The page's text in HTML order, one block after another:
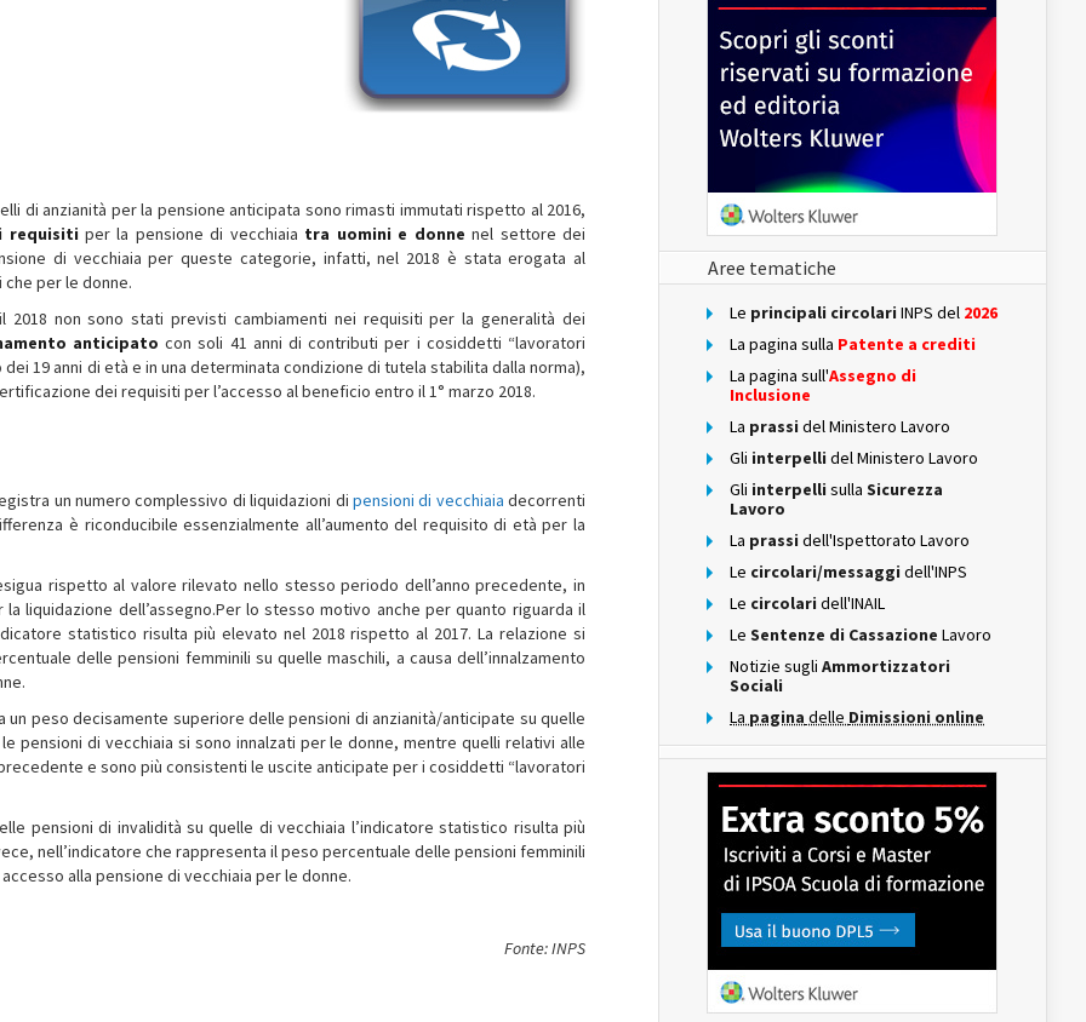
di anzianità per la pensione anticipata sono rimasti immutati rispetto al 2016,
requisiti per la pensione di vecchiaia tra uomini e donne nel settore dei
di vecchiaia per queste categorie, infatti, nel 2018 è stata erogata al
che per le donne.
non sono stati previsti cambiamenti nei requisiti per la generalità dei
anticipato con soli 41 anni di contributi per i cosiddetti “lavoratori
19 anni di età e in una determinata condizione di tutela stabilita dalla norma),
dei requisiti per l’accesso al beneficio entro il 1° marzo 2018.
un numero complessivo di liquidazioni di pensioni di vecchiaia decorrenti
è riconducibile essenzialmente all’aumento del requisito di età per la
rispetto al valore rilevato nello stesso periodo dell’anno precedente, in
liquidazione dell’assegno.Per lo stesso motivo anche per quanto riguarda il
statistico risulta più elevato nel 2018 rispetto al 2017. La relazione si
delle pensioni femminili su quelle maschili, a causa dell’innalzamento
peso decisamente superiore delle pensioni di anzianità/anticipate su quelle
pensioni di vecchiaia si sono innalzati per le donne, mentre quelli relativi alle
e sono più consistenti le uscite anticipate per i cosiddetti “lavoratori
pensioni di invalidità su quelle di vecchiaia l’indicatore statistico risulta più
nell’indicatore che rappresenta il peso percentuale delle pensioni femminili
alla pensione di vecchiaia per le donne.
Fonte: INPS
Aree tematiche
Le principali circolari INPS del 2026
La pagina sulla Patente a crediti
La pagina sull'Assegno di
Inclusione
La prassi del Ministero Lavoro
Gli interpelli del Ministero Lavoro
Gli interpelli sulla Sicurezza
Lavoro
La prassi dell'Ispettorato Lavoro
Le circolari/messaggi dell'INPS
Le circolari dell'INAIL
Le Sentenze di Cassazione Lavoro
Notizie sugli Ammortizzatori
Sociali
La pagina delle Dimissioni online